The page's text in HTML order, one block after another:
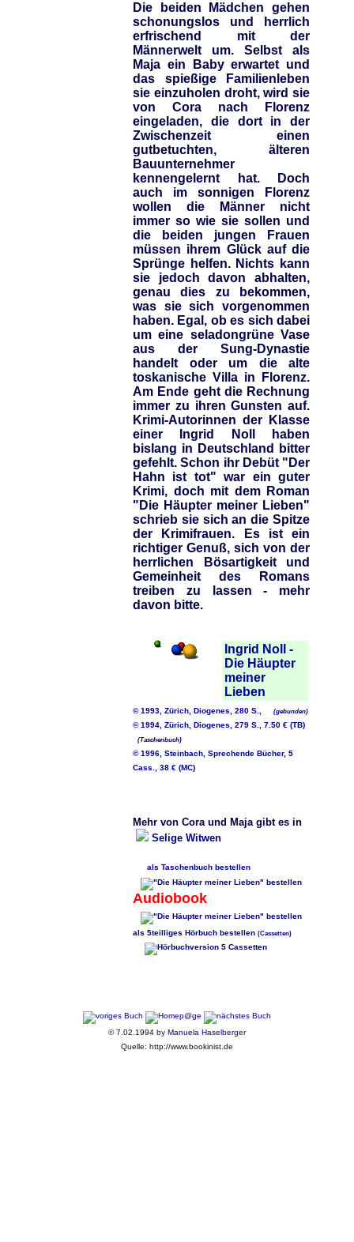
Die beiden Mädchen gehen
schonungslos und herrlich
erfrischend mit der
Männerwelt um. Selbst als
Maja ein Baby erwartet und
das spießige Familienleben
sie einzuholen droht, wird sie
von Cora nach Florenz
eingeladen, die dort in der
Zwischenzeit einen
gutbetuchten, älteren
Bauunternehmer
kennengelernt hat. Doch
auch im sonnigen Florenz
wollen die Männer nicht
immer so wie sie sollen und
die beiden jungen Frauen
müssen ihrem Glück auf die
Sprünge helfen. Nichts kann
sie jedoch davon abhalten,
genau dies zu bekommen,
was sie sich vorgenommen
haben. Egal, ob es sich dabei
um eine seladongrüne Vase
aus der Sung-Dynastie
handelt oder um die alte
toskanische Villa in Florenz.
Am Ende geht die Rechnung
immer zu ihren Gunsten auf.
Krimi-Autorinnen der Klasse
einer Ingrid Noll haben
bislang in Deutschland bitter
gefehlt. Schon ihr Debüt "Der
Hahn ist tot" war ein guter
Krimi, doch mit dem Roman
"Die Häupter meiner Lieben"
schrieb sie sich an die Spitze
der Krimifrauen. Es ist ein
richtiger Genuß, sich von der
herrlichen Bösartigkeit und
Gemeinheit des Romans
treiben zu lassen - mehr
davon bitte.
Ingrid Noll -
Die Häupter
meiner
Lieben
© 1993, Zürich, Diogenes, 280 S., (gebunden)
© 1994, Zürich, Diogenes, 279 S., 7.50 € (TB)
(Taschenbuch)
© 1996, Steinbach, Sprechende Bücher, 5
Cass., 38 € (MC)
Mehr von Cora und Maja gibt es in
Selige Witwen
als Taschenbuch bestellen
Audiobook
als 5teilliges Hörbuch bestellen (Cassetten)
© 7.02.1994 by Manuela Haselberger
Quelle: http://www.bookinist.de